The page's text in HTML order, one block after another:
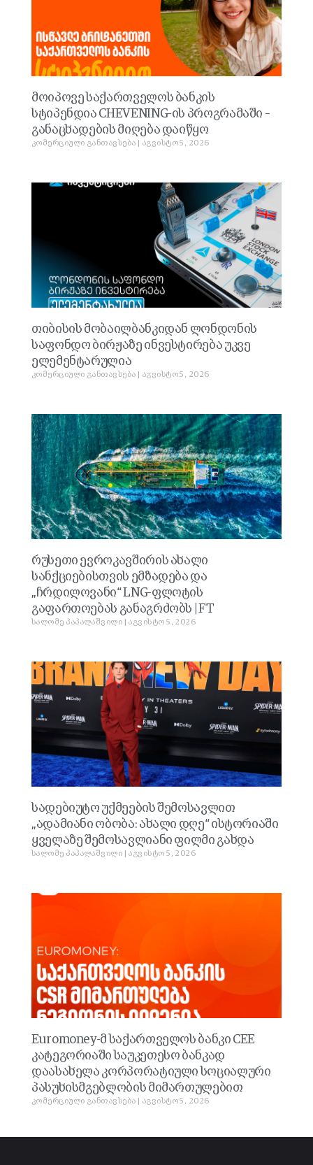
მოიპოვე საქართველოს ბანკის
სტიპენდია CHEVENING-ის პროგრამაში –
განაცხადების მიღება დაიწყო
კომერციული განთავსება აგვისტო 5, 2026
თიბისის მობაილბანკიდან ლონდონის
საფონდო ბირჟაზე ინვესტირება უკვე
ელემენტარულია
კომერციული განთავსება აგვისტო 5, 2026
რუსეთი ევროკავშირის ახალი
სანქციებისთვის ემზადება და
„ჩრდილოვანი“ LNG-ფლოტის
გაფართოებას განაგრძობს | FT
სალომე პაპალაშვილი აგვისტო 5, 2026
სადებიუტო უქმეების შემოსავლით
„ადამიანი ობობა: ახალი დღე“ ისტორიაში
ყველაზე შემოსავლიანი ფილმი გახდა
სალომე პაპალაშვილი აგვისტო 5, 2026
Euromoney-მ საქართველოს ბანკი CEE
კატეგორიაში საუკეთესო ბანკად
დაასახელა კორპორატიული სოციალური
პასუხისმგებლობის მიმართულებით
კომერციული განთავსება აგვისტო 5, 2026